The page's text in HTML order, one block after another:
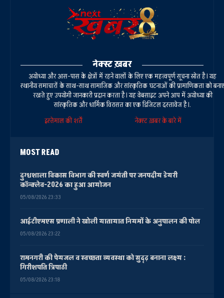
नेक्स्ट ख़बर
अयोध्या और आस-पास के क्षेत्रों में रहने वालों के लिए एक महत्वपूर्ण सूचना स्रोत है। यह
स्थानीय समाचारों के साथ-साथ सामाजिक और सांस्कृतिक घटनाओं की प्रामाणिकता को बनाए
रखते हुए उपयोगी जानकारी प्रदान करता है। यह वेबसाइट अपने आप में अयोध्या की
सांस्कृतिक और धार्मिक विरासत का एक डिजिटल दस्तावेज है।.
इस्तेमाल की शर्तें
नेक्स्ट ख़बर के बारे में
MOST READ
दुग्धशाला विकास विभाग की स्वर्ण जयंती पर जनपदीय डेयरी
कॉन्क्लेव-2026 का हुआ आयोजन
05/08/2026 23:33
आईटीएमएस प्रणाली ने खोली यातायात नियमों के अनुपालन की पोल
05/08/2026 23:22
रामनगरी की पेयजल व स्वच्छता व्यवस्था को सुदृढ़ बनाना लक्ष्य :
गिरीशपति त्रिपाठी
05/08/2026 23:18